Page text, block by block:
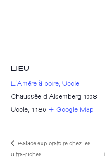
LIEU
L’Amère à boire, Uccle
Chaussée d'Alsemberg 1008
Uccle, 1180 + Google Map
Balade exploratoire chez les
ultra-riches